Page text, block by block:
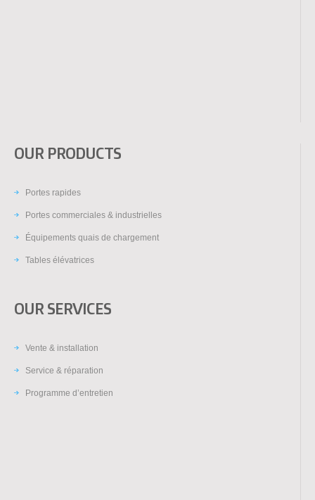
OUR PRODUCTS
Portes rapides
Portes commerciales & industrielles
Équipements quais de chargement
Tables élévatrices
OUR SERVICES
Vente & installation
Service & réparation
Programme d’entretien